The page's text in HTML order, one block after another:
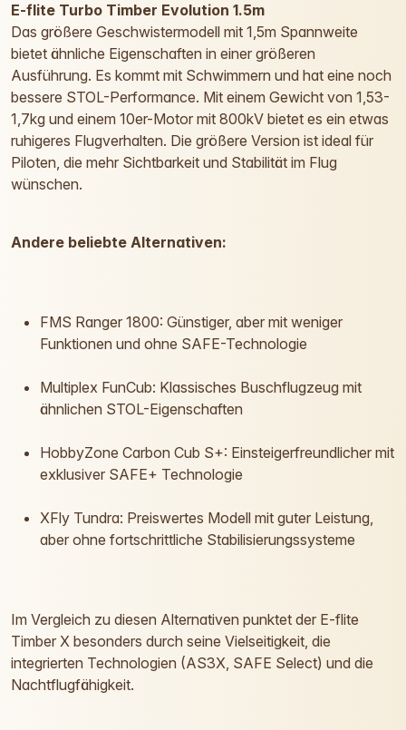
E-flite Turbo Timber Evolution 1.5m
Das größere Geschwistermodell mit 1,5m Spannweite
bietet ähnliche Eigenschaften in einer größeren
Ausführung. Es kommt mit Schwimmern und hat eine noch
bessere STOL-Performance. Mit einem Gewicht von 1,53-
1,7kg und einem 10er-Motor mit 800kV bietet es ein etwas
ruhigeres Flugverhalten. Die größere Version ist ideal für
Piloten, die mehr Sichtbarkeit und Stabilität im Flug
wünschen.
Andere beliebte Alternativen:
FMS Ranger 1800: Günstiger, aber mit weniger
Funktionen und ohne SAFE-Technologie
Multiplex FunCub: Klassisches Buschflugzeug mit
ähnlichen STOL-Eigenschaften
HobbyZone Carbon Cub S+: Einsteigerfreundlicher mit
exklusiver SAFE+ Technologie
XFly Tundra: Preiswertes Modell mit guter Leistung,
aber ohne fortschrittliche Stabilisierungssysteme
Im Vergleich zu diesen Alternativen punktet der E-flite
Timber X besonders durch seine Vielseitigkeit, die
integrierten Technologien (AS3X, SAFE Select) und die
Nachtflugfähigkeit.